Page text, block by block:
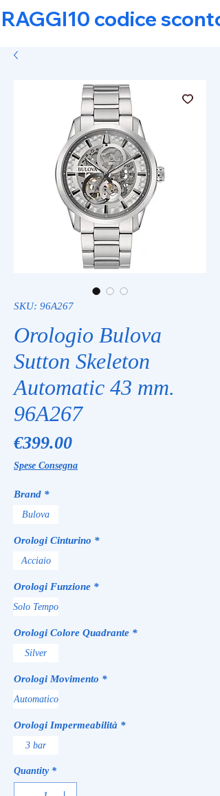
RAGGI10 codice
SKU: 96A267
Orologio Bulova
Sutton Skeleton
Automatic 43 mm.
96A267
€399.00Price
Spese Consegna
Brand *
Bulova
Orologi Cinturino *
Acciaio
Orologi Funzione *
Solo Tempo
Orologi Colore Quadrante *
Silver
Orologi Movimento *
Automatico
Orologi Impermeabilità *
3 bar
Quantity *